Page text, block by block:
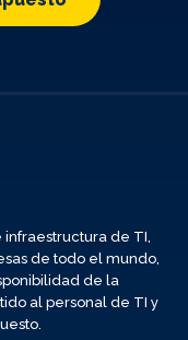
de TI,
de todo el mundo,
de la
al personal de TI y